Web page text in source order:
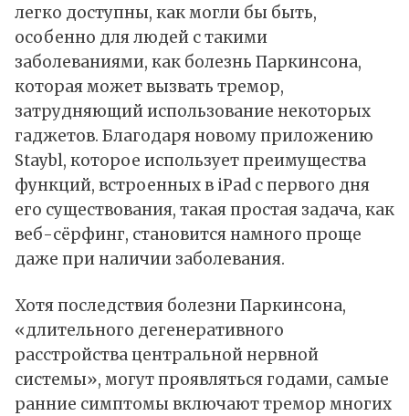
легко доступны, как могли бы быть,
особенно для людей с такими
заболеваниями, как болезнь Паркинсона,
которая может вызвать тремор,
затрудняющий использование некоторых
гаджетов. Благодаря новому приложению
Staybl, которое использует преимущества
функций, встроенных в iPad с первого дня
его существования, такая простая задача, как
веб-сёрфинг, становится намного проще
даже при наличии заболевания.
Хотя последствия болезни Паркинсона,
«длительного дегенеративного
расстройства центральной нервной
системы», могут проявляться годами, самые
ранние симптомы включают тремор многих